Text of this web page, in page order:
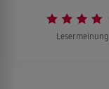
Lesermeinung